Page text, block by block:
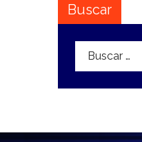
Buscar
Buscar: